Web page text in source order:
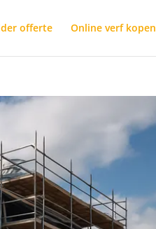
offerte Online verf kopen